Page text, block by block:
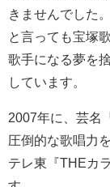
きませんでした。
と言っても宝塚
歌手になる夢を
しています。
2007年に、芸名
圧倒的な歌唱力
テレ東『THEカ